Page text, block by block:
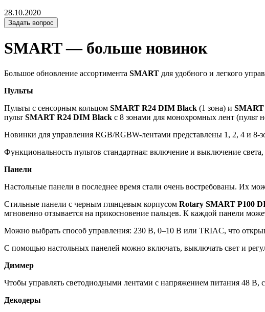
28.10.2020
Задать вопрос
SMART — больше новинок
Большое обновление ассортимента SMART для удобного и легкого
Пульты
Пульты с сенсорным кольцом SMART R24 DIM Black (1 зона) и
пульт SMART R24 DIM Black с 8 зонами для монохромных лент (пульт
Новинки для управления RGB/RGBW-лентами представлены 1, 2, 4 и
Функциональность пультов стандартная: включение и выключение света,
Панели
Настольные панели в последнее время стали очень востребованы. Их
Стильные панели с черным глянцевым корпусом Rotary SMART P100
мгновенно отзывается на прикосновение пальцев. К каждой панели
Можно выбрать способ управления: 230 В, 0–10 В или TRIAC, что
С помощью настольных панелей можно включать, выключать свет и
Диммер
Чтобы управлять светодиодными лентами с напряжением питания 48
Декодеры